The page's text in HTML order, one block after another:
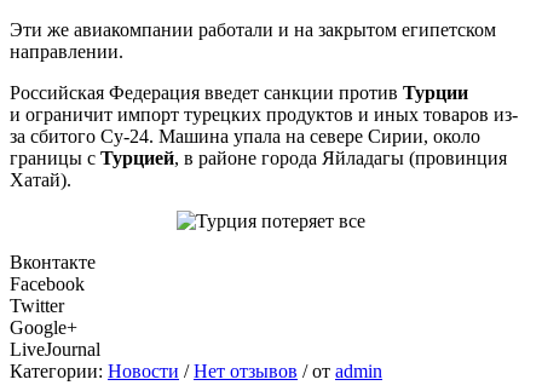
Эти же авиакомпании работали и на закрытом египетском
направлении.
Российская Федерация введет санкции против Турции
и ограничит импорт турецких продуктов и иных товаров из-
за сбитого Су-24. Машина упала на севере Сирии, около
границы с Турцией, в районе города Яйладагы (провинция
Хатай).
Вконтакте
Facebook
Twitter
Google+
LiveJournal
Категории: Новости / Нет отзывов /от admin